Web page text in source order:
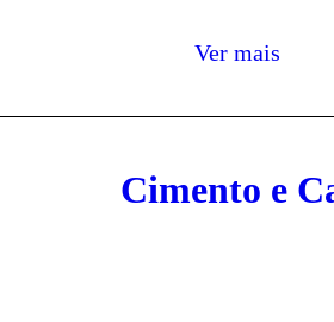
Ver mais
Cimento e